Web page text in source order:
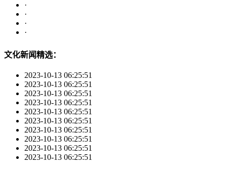
·
·
·
·
文化新闻精选：
2023-10-13 06:25:51
2023-10-13 06:25:51
2023-10-13 06:25:51
2023-10-13 06:25:51
2023-10-13 06:25:51
2023-10-13 06:25:51
2023-10-13 06:25:51
2023-10-13 06:25:51
2023-10-13 06:25:51
2023-10-13 06:25:51